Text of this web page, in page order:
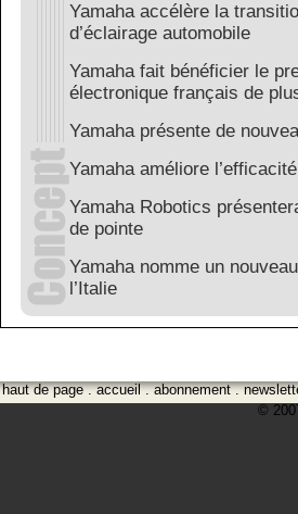
Yamaha accélère la
d’éclairage automobile
Yamaha fait bénéficier le
électronique français de
Yamaha présente de
Yamaha améliore
Yamaha Robotics
de pointe
Yamaha nomme un
l’Italie
haut de page.accueil.abonnement.
©